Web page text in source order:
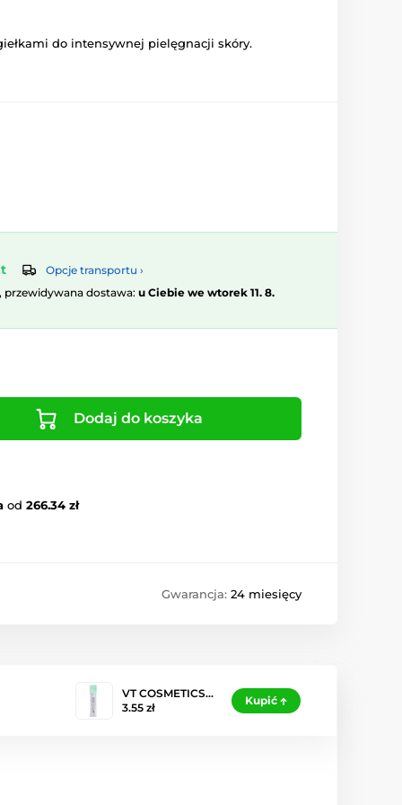
do intensywnej pielęgnacji skóry.
Opcje transportu ›
przewidywana dostawa: u Ciebie we wtorek 11. 8.
Dodaj do koszyka
od 266.34 zł
Gwarancja: 24 miesięcy
VT COSMETICS…
3.55 zł
Kupić